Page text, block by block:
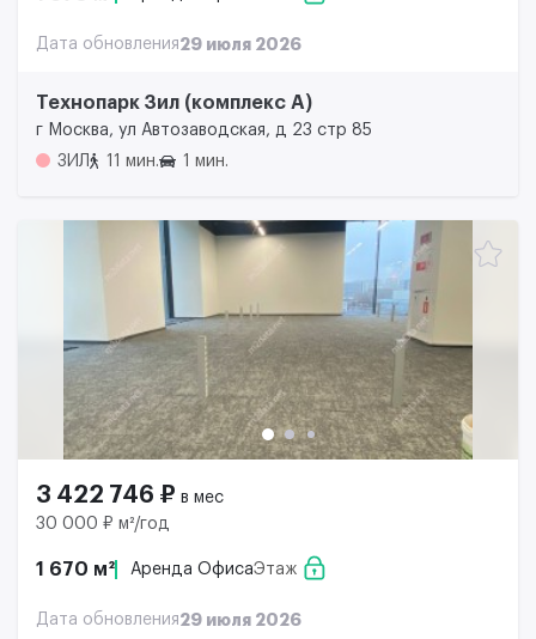
Дата обновления29 июля 2026
Технопарк Зил (комплекс А)
г Москва, ул Автозаводская, д 23 стр 85
ЗИЛ
11 мин. 1 мин.
3 422 746 ₽ в мес
30 000 ₽ м²/год
1 670 м² Аренда ОфисаЭтаж
Дата обновления29 июля 2026